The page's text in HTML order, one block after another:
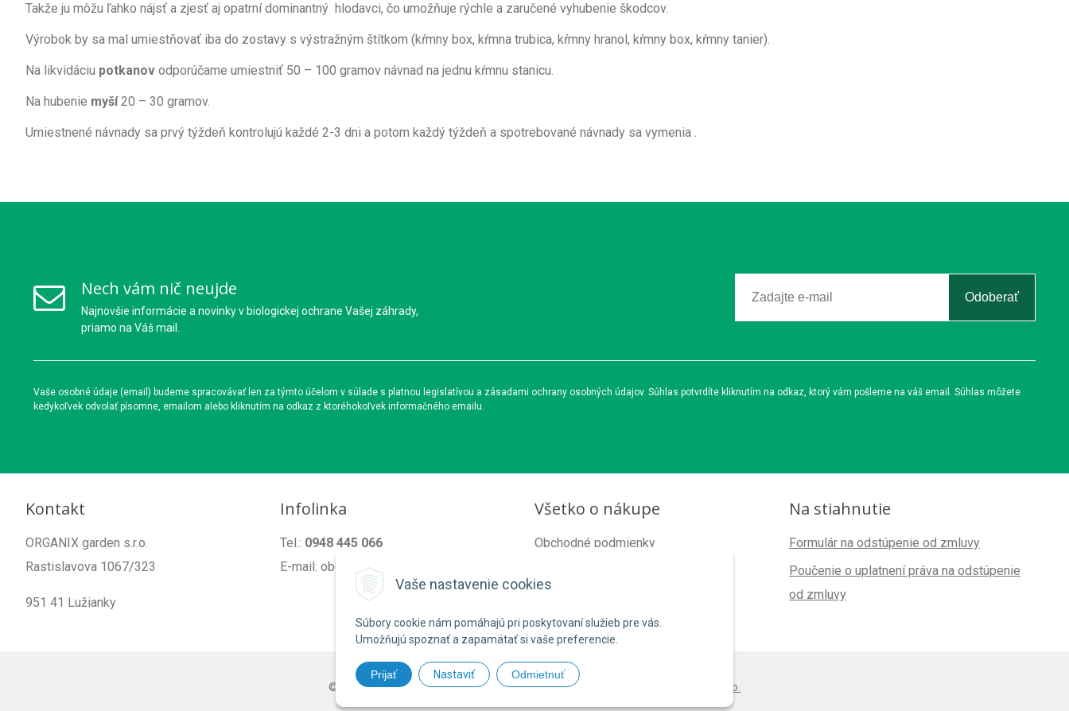
Vaše nastavenie cookies
Súbory cookie nám pomáhajú pri poskytovaní služieb pre vás.
Umožňujú spoznať a zapamätať si vaše preferencie.
Prijať Nastaviť Odmietnuť
Takže ju môžu ľahko nájsť a zjesť aj opatrní dominantný hlodavci, čo umožňuje rýchle a zaručené vyhubenie škodcov.
Výrobok by sa mal umiestňovať iba do zostavy s výstražným štítkom (kŕmny box, kŕmna trubica, kŕmny hranol, kŕmny box, kŕmny tanier).
Na likvidáciu potkanov odporúčame umiestniť 50 – 100 gramov návnad na jednu kŕmnu stanicu.
Na hubenie myší20 – 30 gramov.
Umiestnené návnady sa prvý týždeň kontrolujú každé 2-3 dni a potom každý týždeň a spotrebované návnady sa vymenia .
Nech vám nič neujde
Najnovšie informácie a novinky v biologickej ochrane Vašej záhrady,
priamo na Váš mail.
Odoberať
Vaše osobné údaje (email) budeme spracovávať len za týmto účelom v súlade s platnou legislatívou a zásadami ochrany osobných údajov. Súhlas potvrdíte kliknutím na odkaz, ktorý vám pošleme na váš email. Súhlas môžete
kedykoľvek odvolať písomne, emailom alebo kliknutím na odkaz z ktoréhokoľvek informačného emailu.
Kontakt
ORGANIX garden s.r.o.
Rastislavova 1067/323
951 41 Lužianky
Infolinka
Tel.: 0948 445 066
E-mail: obchod@organixgarden.sk
Všetko o nákupe
Obchodné podmienky
Na stiahnutie
Formulár na odstúpenie od zmluvy
Poučenie o uplatnení práva na odstúpenie
od zmluvy
© 2026 ORGANIXgarden •NextShop&e-shop Pohoda Connector NextCom s.r.o.